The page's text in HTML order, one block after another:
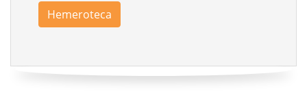
Hemeroteca